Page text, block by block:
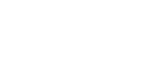
Walk)——一條悠閒的 1.5 公里環形步道
距離鬱鬱蔥蔥的森林地面 20-30 公尺的高空
Tour) 是一項不容錯過的生態荒野探險活
位於距離森林地面 35 公尺的驚險高空。適